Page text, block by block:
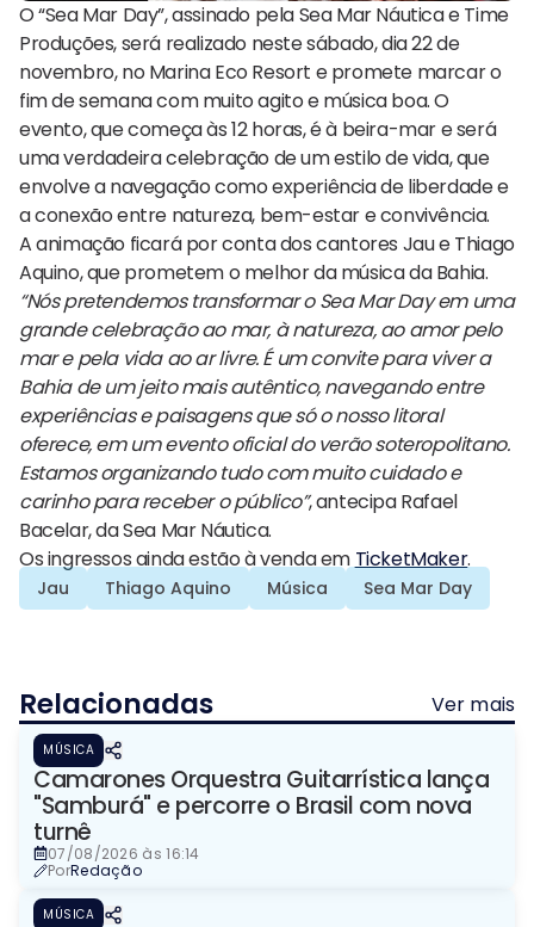
O “Sea Mar Day”, assinado pela Sea Mar Náutica e Time
Produções, será realizado neste sábado, dia 22 de
novembro, no Marina Eco Resort e promete marcar o
fim de semana com muito agito e música boa. O
evento, que começa às 12 horas, é à beira-mar e será
uma verdadeira celebração de um estilo de vida, que
envolve a navegação como experiência de liberdade e
a conexão entre natureza, bem-estar e convivência.
A animação ficará por conta dos cantores Jau e Thiago
Aquino, que prometem o melhor da música da Bahia.
“Nós pretendemos transformar o Sea Mar Day em uma
grande celebração ao mar, à natureza, ao amor pelo
mar e pela vida ao ar livre. É um convite para viver a
Bahia de um jeito mais autêntico, navegando entre
experiências e paisagens que só o nosso litoral
oferece, em um evento oficial do verão soteropolitano.
Estamos organizando tudo com muito cuidado e
carinho para receber o público”, antecipa Rafael
Bacelar, da Sea Mar Náutica.
Os ingressos ainda estão à venda em TicketMaker.
Jau Thiago Aquino Música Sea Mar Day
Relacionadas Ver mais
MÚSICA
Camarones Orquestra Guitarrística lança
"Samburá" e percorre o Brasil com nova
turnê
07/08/2026 às 16:14
PorRedação
MÚSICA